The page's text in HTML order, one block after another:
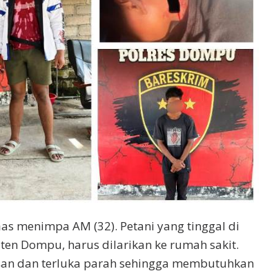
menimpa AM (32). Petani yang tinggal di
Dompu, harus dilarikan ke rumah sakit.
dan terluka parah sehingga membutuhkan